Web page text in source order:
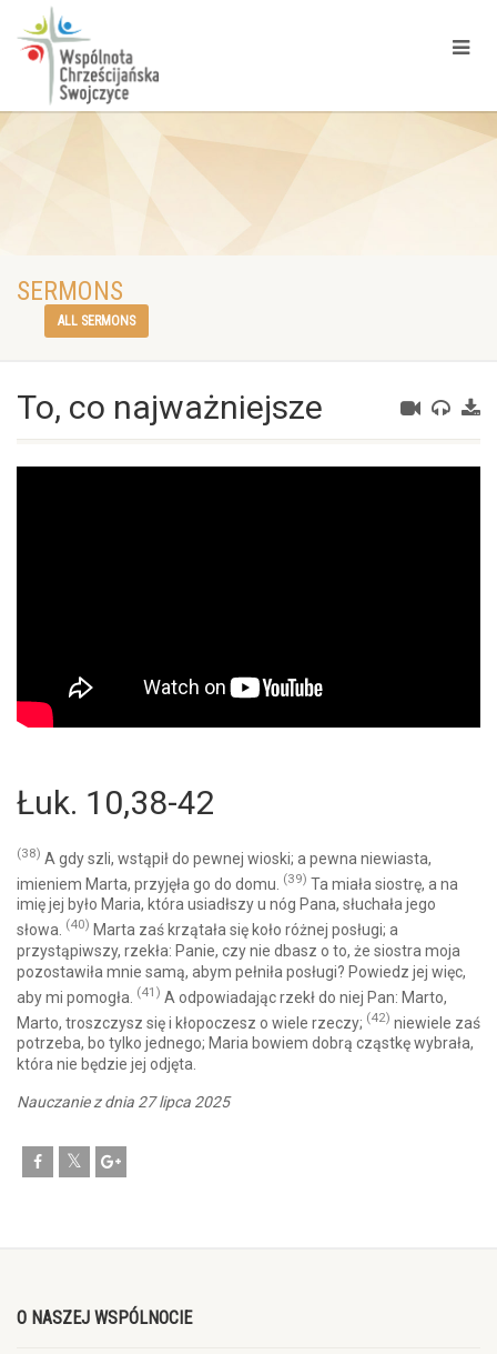
SERMONS
ALL SERMONS
To, co najważniejsze
Łuk. 10,38-42
(38) A gdy szli, wstąpił do pewnej wioski; a pewna niewiasta,
imieniem Marta, przyjęła go do domu. (39) Ta miała siostrę, a na
imię jej było Maria, która usiadłszy u nóg Pana, słuchała jego
słowa. (40) Marta zaś krzątała się koło różnej posługi; a
przystąpiwszy, rzekła: Panie, czy nie dbasz o to, że siostra moja
pozostawiła mnie samą, abym pełniła posługi? Powiedz jej więc,
aby mi pomogła. (41) A odpowiadając rzekł do niej Pan: Marto,
Marto, troszczysz się i kłopoczesz o wiele rzeczy; (42) niewiele zaś
potrzeba, bo tylko jednego; Maria bowiem dobrą cząstkę wybrała,
która nie będzie jej odjęta.
Nauczanie z dnia 27 lipca 2025
O NASZEJ WSPÓLNOCIE